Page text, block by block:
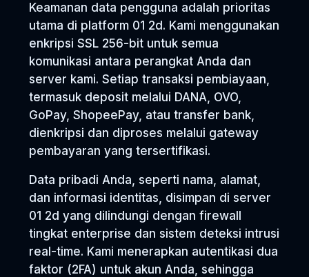
Keamanan data pengguna adalah prioritas
utama di platform 01 2d. Kami menggunakan
enkripsi SSL 256-bit untuk semua
komunikasi antara perangkat Anda dan
server kami. Setiap transaksi pembiayaan,
termasuk deposit melalui DANA, OVO,
GoPay, ShopeePay, atau transfer bank,
dienkripsi dan diproses melalui gateway
pembayaran yang tersertifikasi.
Data pribadi Anda, seperti nama, alamat,
dan informasi identitas, disimpan di server
01 2d yang dilindungi dengan firewall
tingkat enterprise dan sistem deteksi intrusi
real-time. Kami menerapkan autentikasi dua
faktor (2FA) untuk akun Anda, sehingga